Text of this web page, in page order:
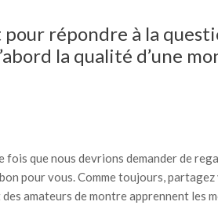
pour répondre à la
la qualité d’une
fois que nous devrions demander de
pour vous. Comme toujours, partagez
amateurs de montre apprennent les